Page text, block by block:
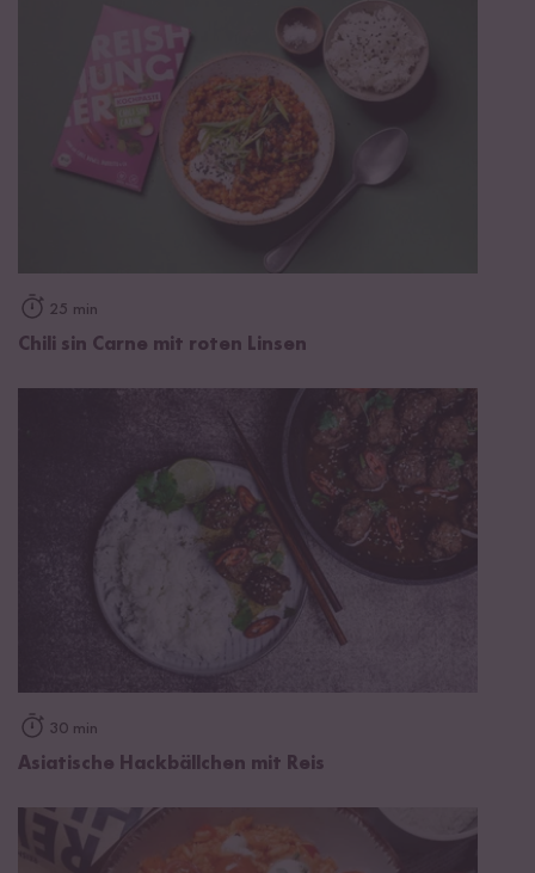
25 min
Chili sin Carne mit roten Linsen
30 min
Asiatische Hackbällchen mit Reis